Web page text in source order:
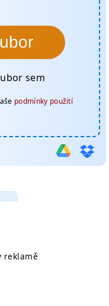
sem
podmínky použití
reklamě